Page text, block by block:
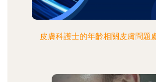
皮膚科護士的年齡相關皮膚問題